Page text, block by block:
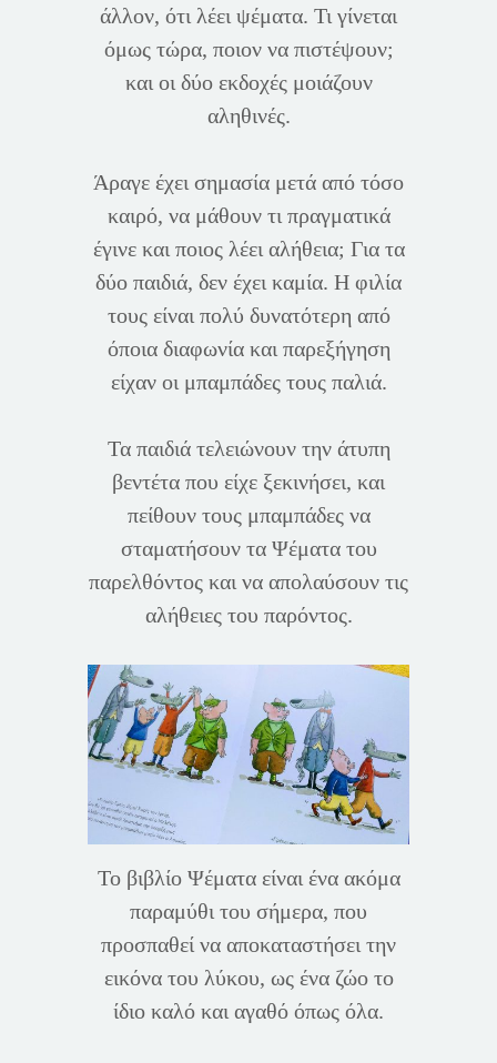
άλλον, ότι λέει ψέματα. Τι γίνεται
όμως τώρα, ποιον να πιστέψουν;
και οι δύο εκδοχές μοιάζουν
αληθινές.
Άραγε έχει σημασία μετά από τόσο
καιρό, να μάθουν τι πραγματικά
έγινε και ποιος λέει αλήθεια; Για τα
δύο παιδιά, δεν έχει καμία. Η φιλία
τους είναι πολύ δυνατότερη από
όποια διαφωνία και παρεξήγηση
είχαν οι μπαμπάδες τους παλιά.
Τα παιδιά τελειώνουν την άτυπη
βεντέτα που είχε ξεκινήσει, και
πείθουν τους μπαμπάδες να
σταματήσουν τα Ψέματα του
παρελθόντος και να απολαύσουν τις
αλήθειες του παρόντος.
Το βιβλίο Ψέματα είναι ένα ακόμα
παραμύθι του σήμερα, που
προσπαθεί να αποκαταστήσει την
εικόνα του λύκου, ως ένα ζώο το
ίδιο καλό και αγαθό όπως όλα.